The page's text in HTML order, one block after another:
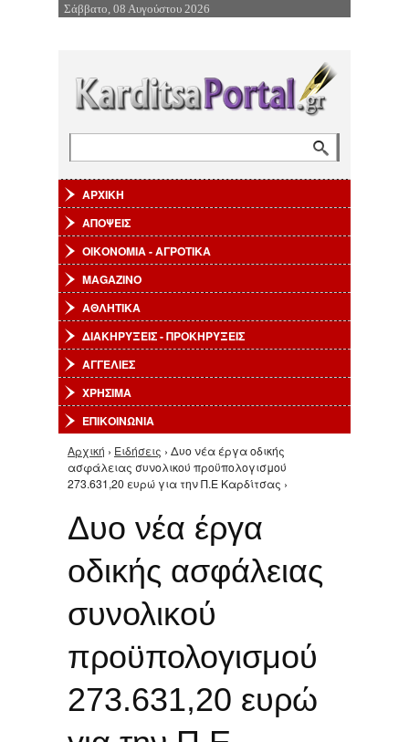
Επιστροφή στην Πλοήγηση
Σάββατο, 08 Αυγούστου 2026
ΑΡΧΙΚΗ
ΑΠΟΨΕΙΣ
ΟΙΚΟΝΟΜΙΑ - ΑΓΡΟΤΙΚΑ
MAGAZINO
ΑΘΛΗΤΙΚΑ
ΔΙΑΚΗΡΥΞΕΙΣ - ΠΡΟΚΗΡΥΞΕΙΣ
ΑΓΓΕΛΙΕΣ
ΧΡΗΣΙΜΑ
ΕΠΙΚΟΙΝΩΝΙΑ
Είστε εδώ
Αρχική › Ειδήσεις › Δυο νέα έργα οδικής
ασφάλειας συνολικού προϋπολογισμού
273.631,20 ευρώ για την Π.Ε Καρδίτσας ›
Δυο νέα έργα
οδικής ασφάλειας
συνολικού
προϋπολογισμού
273.631,20 ευρώ